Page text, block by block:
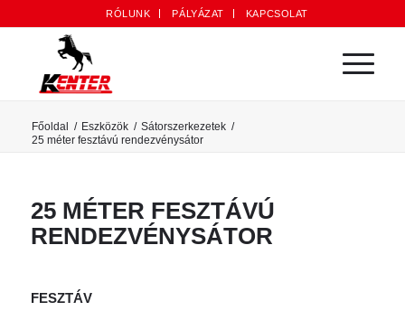
RÓLUNK PÁLYÁZAT KAPCSOLAT
Főoldal / Eszközök / Sátorszerkezetek /
25 méter fesztávú rendezvénysátor
25 MÉTER FESZTÁVÚ
RENDEZVÉNYSÁTOR
FESZTÁV